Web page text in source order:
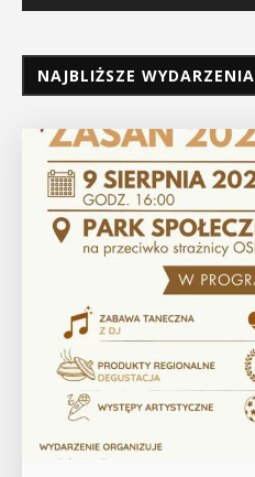
NAJBLIŻSZE WYDARZENIA